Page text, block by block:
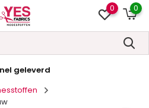
0 0
&Lage prijzen